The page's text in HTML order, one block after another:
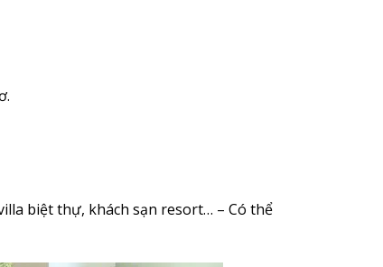
biệt thự, khách sạn resort… – Có thể